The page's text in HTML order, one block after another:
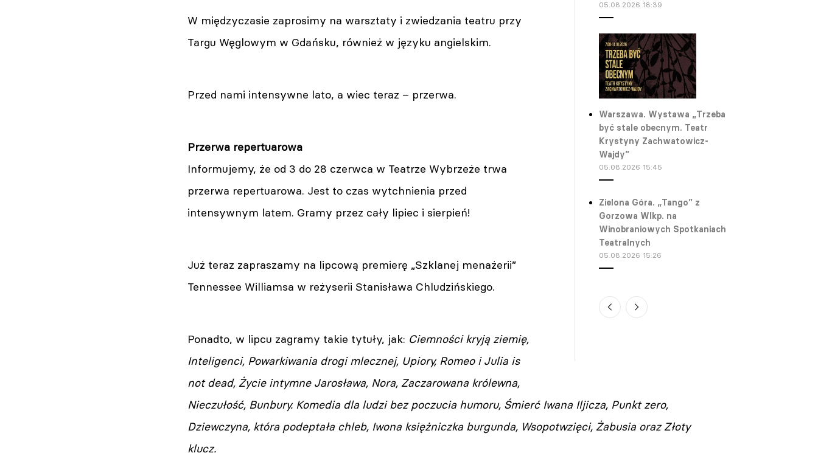
05.08.2026 18:39
Warszawa. Wystawa „Trzeba
być stale obecnym. Teatr
Krystyny Zachwatowicz-
Wajdy”
05.08.2026 15:45
Zielona Góra. „Tango” z
Gorzowa Wlkp. na
Winobraniowych Spotkaniach
Teatralnych
05.08.2026 15:26
Katowice. Koncert novOsiecka
W międzyczasie zaprosimy na warsztaty i zwiedzania teatru przy
Targu Węglowym w Gdańsku, również w języku angielskim.
Przed nami intensywne lato, a wiec teraz – przerwa.
Przerwa repertuarowa
Informujemy, że od 3 do 28 czerwca w Teatrze Wybrzeże trwa
przerwa repertuarowa. Jest to czas wytchnienia przed
intensywnym latem. Gramy przez cały lipiec i sierpień!
Już teraz zapraszamy na lipcową premierę „Szklanej menażerii”
Tennessee Williamsa w reżyserii Stanisława Chludzińskiego.
Ponadto, w lipcu zagramy takie tytuły, jak: Ciemności kryją ziemię,
Inteligenci, Powarkiwania drogi mlecznej, Upiory, Romeo i Julia is
not dead, Życie intymne Jarosława, Nora, Zaczarowana królewna,
Nieczułość, Bunbury. Komedia dla ludzi bez poczucia humoru, Śmierć Iwana Iljicza, Punkt zero,
Dziewczyna, która podeptała chleb, Iwona księżniczka burgunda, Wsopotwzięci, Żabusia oraz Złoty
klucz.